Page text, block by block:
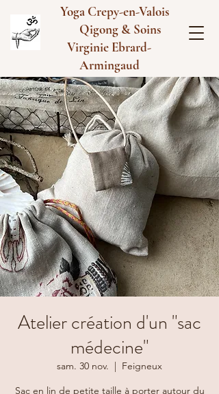
Yoga Crepy-en-Valois
Qigong & Soins
Virginie Ebrard-
Armingaud
Atelier création d'un "sac
médecine"
sam. 30 nov.
  |
Feigneux
Sac en lin de petite taille à porter autour du